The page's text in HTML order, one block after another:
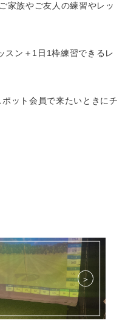
家族やご友人の練習やレッ
スン＋1日1枠練習できるレ
ット会員で来たいときにチ
＞